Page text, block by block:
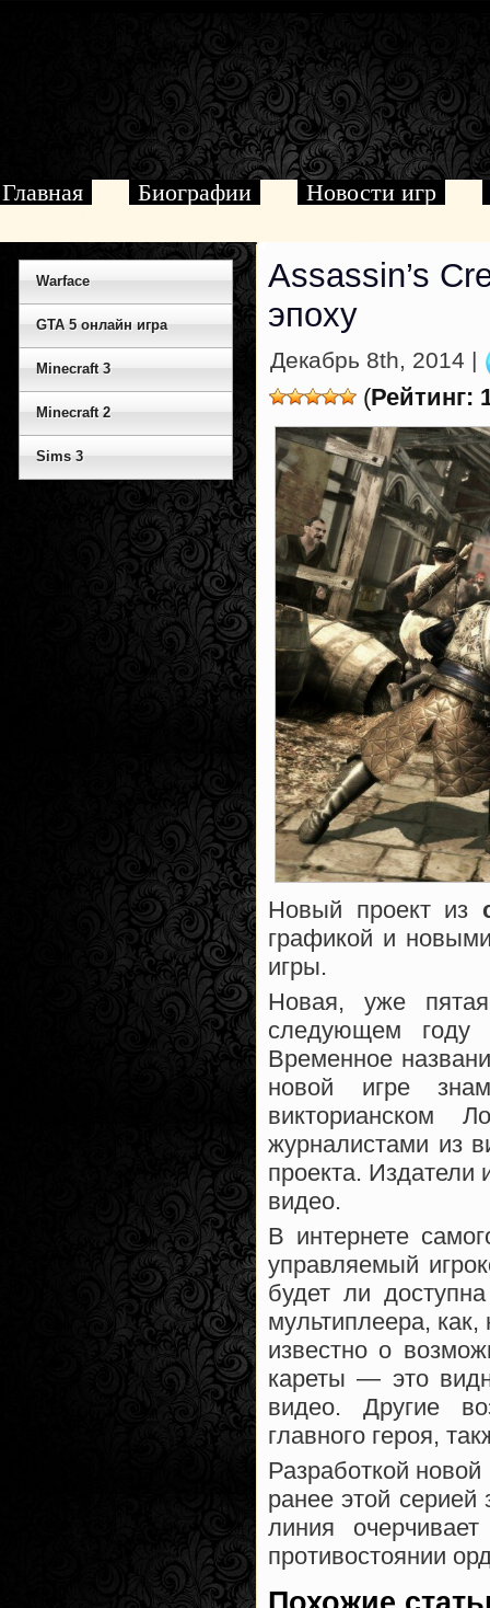
Главная Биографии Новости игр
Assassin’s
эпоху
Декабрь 8th, 2014 |
(Рейтинг:
Новый проект из
графикой и
игры.
Новая, уже
следующем году
Временное
новой игре
викторианском
журналистами из
проекта. Издатели
видео.
В интернете
управляемый
будет ли
мультиплеера,
известно о
кареты — это
видео. Другие
главного героя,
Разработкой
ранее этой
линия
противостоянии
Warface
GTA 5 онлайн игра
Minecraft 3
Minecraft 2
Sims 3